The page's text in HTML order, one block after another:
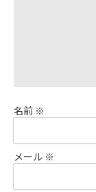
名前 ※
メール ※